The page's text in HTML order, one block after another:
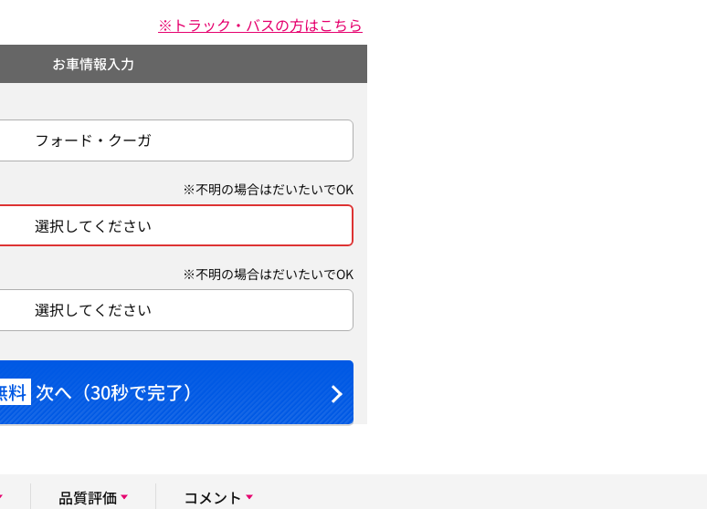
※トラック・バスの方はこちら
お車情報入力
フォード・クーガ
※不明の場合はだいたいでOK
選択してください
※不明の場合はだいたいでOK
選択してください
料 次へ（30秒で完了）
品質評価 コメント